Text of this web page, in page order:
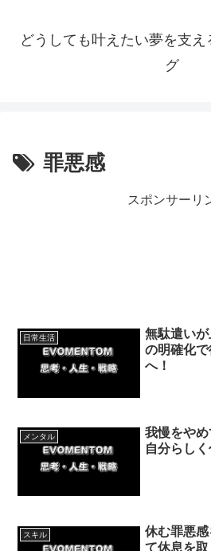
どうしても叶えたい夢を支
グ
罪悪感
スポンサーリ
日常生活
無駄遣い
の明確化
へ！
メンタル
我慢をやめ
自分らし
スキル
休む罪悪
て休息を